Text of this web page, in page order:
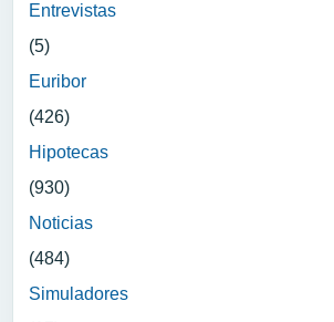
Entrevistas
(5)
Euribor
(426)
Hipotecas
(930)
Noticias
(484)
Simuladores